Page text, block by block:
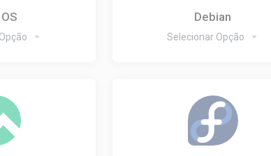
Debian
Selecionar Opção